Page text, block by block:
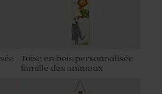
Toise en bois personnalisée
famille des animaux